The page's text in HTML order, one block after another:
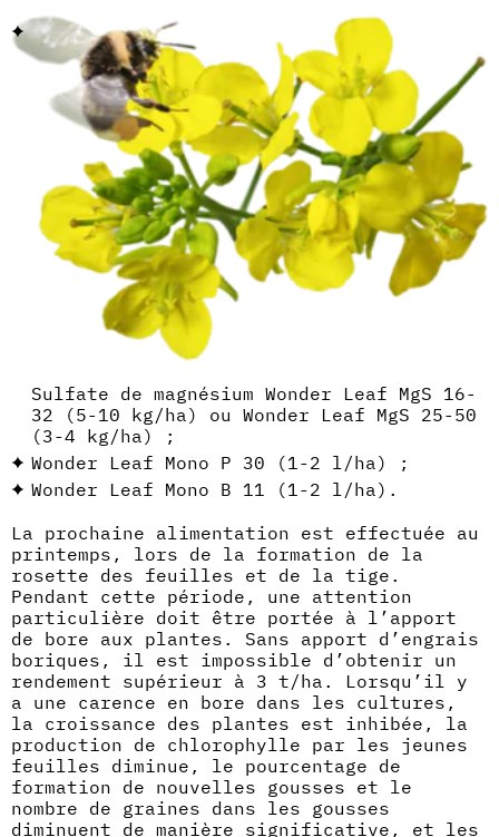
Sulfate de magnésium Wonder Leaf MgS 16-
32 (5-10 kg/ha) ou Wonder Leaf MgS 25-50
(3-4 kg/ha) ;
Wonder Leaf Mono P 30 (1-2 l/ha) ;
Wonder Leaf Mono B 11 (1-2 l/ha).
La prochaine alimentation est effectuée au
printemps, lors de la formation de la
rosette des feuilles et de la tige.
Pendant cette période, une attention
particulière doit être portée à l’apport
de bore aux plantes. Sans apport d’engrais
boriques, il est impossible d’obtenir un
rendement supérieur à 3 t/ha. Lorsqu’il y
a une carence en bore dans les cultures,
la croissance des plantes est inhibée, la
production de chlorophylle par les jeunes
feuilles diminue, le pourcentage de
formation de nouvelles gousses et le
nombre de graines dans les gousses
diminuent de manière significative, et les